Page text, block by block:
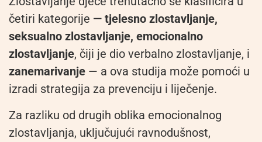
četiri kategorije — tjelesno zlostavljanje,
seksualno zlostavljanje, emocionalno
zlostavljanje, čiji je dio verbalno zlostavljanje, i
zanemarivanje — a ova studija može pomoći u
izradi strategija za prevenciju i liječenje.
Za razliku od drugih oblika emocionalnog
zlostavljanja, uključujući ravnodušnost,